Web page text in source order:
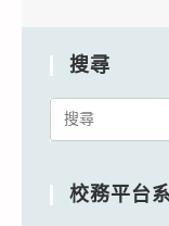
搜尋
Search
校務平台